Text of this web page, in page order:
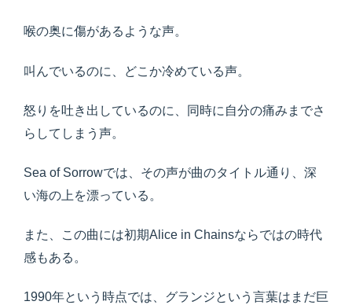
喉の奥に傷があるような声。
叫んでいるのに、どこか冷めている声。
怒りを吐き出しているのに、同時に自分の痛みまでさ
らしてしまう声。
Sea of Sorrowでは、その声が曲のタイトル通り、深
い海の上を漂っている。
また、この曲には初期Alice in Chainsならではの時代
感もある。
1990年という時点では、グランジという言葉はまだ巨